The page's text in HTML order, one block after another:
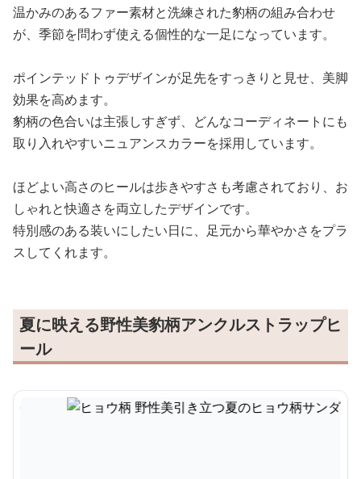
温かみのあるファー素材と洗練された豹柄の組み合わせ
が、季節を問わず使える個性的な一足になっています。
ポインテッドトゥデザインが足先をすっきりと見せ、美脚
効果を高めます。
豹柄の色合いは主張しすぎず、どんなコーディネートにも
取り入れやすいニュアンスカラーを採用しています。
ほどよい高さのヒールは歩きやすさも考慮されており、お
しゃれと快適さを両立したデザインです。
特別感のある装いにしたい日に、足元から華やかさをプラ
スしてくれます。
夏に映える野性美豹柄アンクルストラップヒ
ール